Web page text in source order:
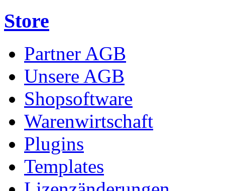
Store
Partner AGB
Unsere AGB
Shopsoftware
Warenwirtschaft
Plugins
Templates